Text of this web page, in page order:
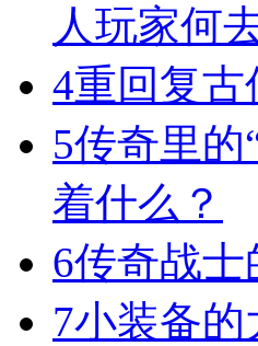
人玩家何
4重回复古
5传奇里的
着什么？
6传奇战士
7小装备的